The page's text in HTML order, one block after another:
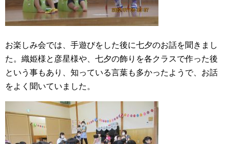
お楽しみ会では、手遊びをした後に七夕のお話を聞きまし
た。織姫様と彦星様や、七夕の飾りを各クラスで作った後
という事もあり、知っている言葉も多かったようで、お話
をよく聞いていました。